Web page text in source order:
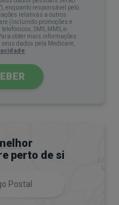
enquanto responsável pelo
relativas a outros
(incluindo promoções e
SMS, MMS, e-
obter mais informações
dados pela Medicare,
perto de si